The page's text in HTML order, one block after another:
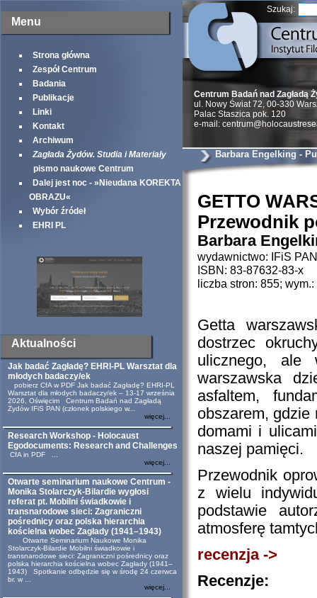
Menu
Strona główna
Zespół Centrum
Badania
Publikacje
Linki
Kontakt
Archiwum
Zagłada Żydów. Studia i Materiały
pismo naukowe Centrum
Dalej jest noc - »Nieudana KOREKTA
OBRAZU«
Wybór źródeł
EHRI PL
Aktualności
Jak badać Zagładę? EHRI-PL Warsztat dla
młodych badaczy/ek
pobierz CfA w PDF Jak badać Zagładę? EHRI-PL
Warsztat dla młodych badaczy/ek – 13-17 września
2026, Oświęcim Centrum Badań nad Zagładą
Żydów IFiS PAN (członek polskiego w...
więcej...
Research Workshop - Holocaust
Egodocuments: Research and Challenges
CfA in PDF ...
więcej...
Otwarte seminarium naukowe Centrum -
Monika Stolarczyk-Bilardie wygłosi
referat pt. Mobilni świadkowie i
transnarodowe sieci: Zagraniczni
pośrednicy oraz polska hierarchia
kościelna wobec Zagłady (1941–1943)
Otwarte Seminarium Naukowe Monika
Stolarczyk-Bilardie Mobilni świadkowie i
transnarodowe sieci: Zagraniczni pośrednicy oraz
polska hierarchia kościelna wobec Zagłady (1941–
1943) Spotkanie odbędzie się w środę 24 czerwca
br. w ...
więcej...
Szukaj:
Centrum Badań nad Zagładą
ul. Nowy Świat 72, 00-330
Palac Staszica pok. 120
e-mail:
Barbara Engelking -
GETTO
Przewodnik
Barbara
wydawnictwo: IFiS
ISBN: 83-87632-83-x
liczba stron: 855;
Getta
dostrzec
ulicznego,
warszawska
asfaltem,
obszarem, gdzie
domami i
naszej pamięci.
Przewodnik
z wielu
podstawie
atmosferę
recenzja ->
Recenzje: